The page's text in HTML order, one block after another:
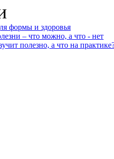
формы и здоровья
– что можно, а что - нет
полезно, а что на